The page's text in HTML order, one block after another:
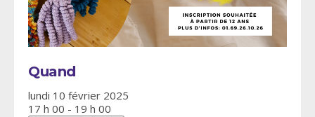
Quand
lundi 10 février 2025
17 h 00 - 19 h 00